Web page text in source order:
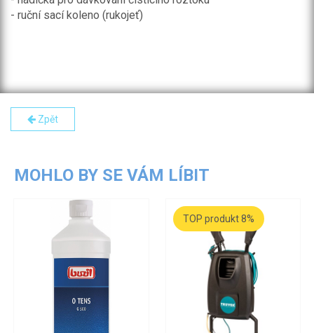
- ruční sací koleno (rukojeť)
Zpět
MOHLO BY SE VÁM LÍBIT
TOP produkt 8%